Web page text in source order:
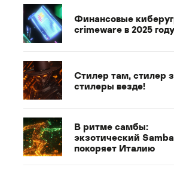
Финансовые
crimeware в 2025 году
Стилер там, стилер
стилеры везде!
В ритме самбы:
экзотический
покоряет Италию